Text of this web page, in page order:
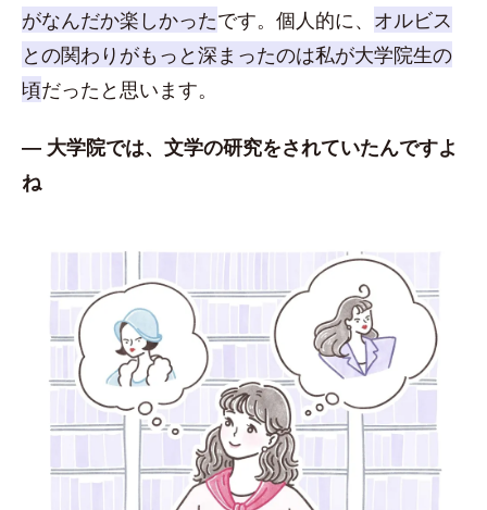
がなんだか楽しかったです。個人的に、 オルビス
との関わりがもっと深まったのは私が大学院生の
頃だったと思います。
― 大学院では、文学の研究をされていたんですよ
ね